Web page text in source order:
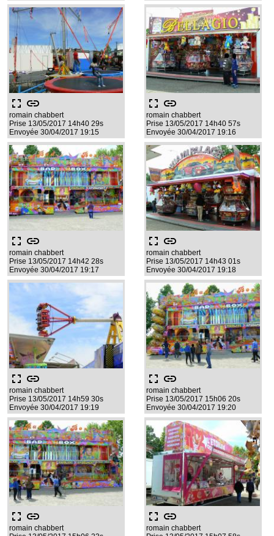
fullscreen link
romain chabbert
Prise 13/05/2017 14h40 29s
Envoyée 30/04/2017 19:15
fullscreen link
romain chabbert
Prise 13/05/2017 14h40 57s
Envoyée 30/04/2017 19:16
fullscreen link
romain chabbert
Prise 13/05/2017 14h42 28s
Envoyée 30/04/2017 19:17
fullscreen link
romain chabbert
Prise 13/05/2017 14h43 01s
Envoyée 30/04/2017 19:18
fullscreen link
romain chabbert
Prise 13/05/2017 14h59 30s
Envoyée 30/04/2017 19:19
fullscreen link
romain chabbert
Prise 13/05/2017 15h06 20s
Envoyée 30/04/2017 19:20
fullscreen link
romain chabbert
fullscreen link
romain chabbert